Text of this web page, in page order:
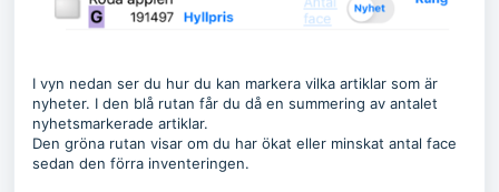
I vyn nedan ser du hur du kan markera vilka artiklar som är
nyheter. I den blå rutan får du då en summering av antalet
nyhetsmarkerade artiklar.
Den gröna rutan visar om du har ökat eller minskat antal face
sedan den förra inventeringen.